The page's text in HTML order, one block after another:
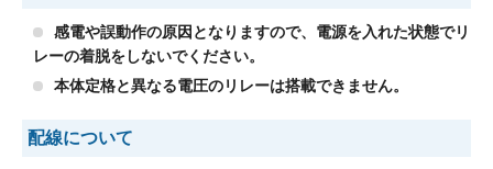
感電や誤動作の原因となりますので、電源を入れた状態でリ
レーの着脱をしないでください。
本体定格と異なる電圧のリレーは搭載できません。
配線について